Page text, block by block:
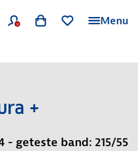
Menu
+
geteste band: 215/55